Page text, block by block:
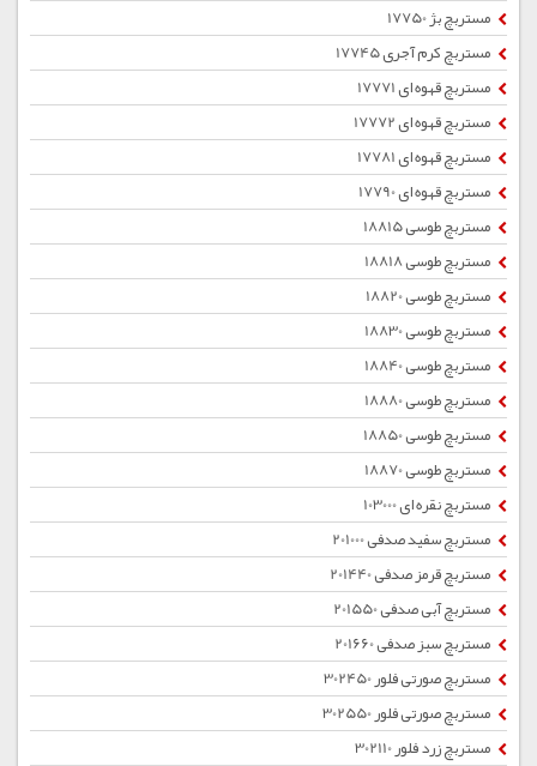
مستربچ بژ 17750
مستربچ کرم آجری 17745
مستربچ قهوه ای 17771
مستربچ قهوه ای 17772
مستربچ قهوه ای 17781
مستربچ قهوه ای 17790
مستربچ طوسی 18815
مستربچ طوسی 18818
مستربچ طوسی 18820
مستربچ طوسی 18830
مستربچ طوسی 18840
مستربچ طوسی 18880
مستربچ طوسی 18850
مستربچ طوسی 18870
مستربچ نقره ای 103000
مستربچ سفید صدفی 201000
مستربچ قرمز صدفی 201440
مستربچ آبی صدفی 201550
مستربچ سبز صدفی 201660
مستربچ صورتی فلور 302450
مستربچ صورتی فلور 302550
مستربچ زرد فلور 302110